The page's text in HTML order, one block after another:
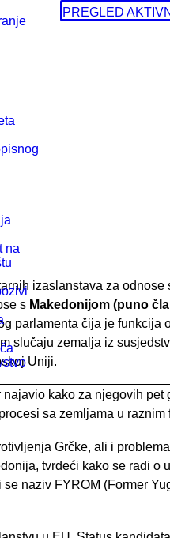
na
PREGLED
izaslanstava za odnose
s Makedonijom (puno
parlamenta čija je funkcija
slučaju zemalja iz
Uniji.
kako za njegovih pet
sa zemljama u raznim
Grčke, ali i
tvrdeći kako se radi o
naziv FYROM (Former